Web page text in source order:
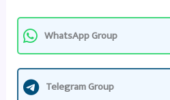
WhatsApp Group
Telegram Group